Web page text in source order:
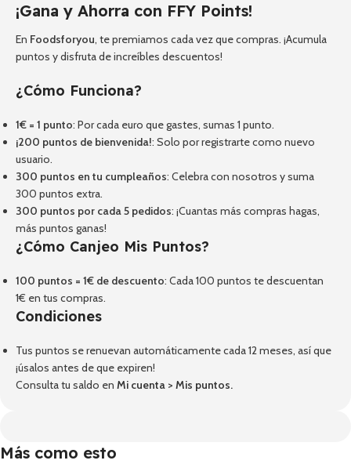
¡Gana y Ahorra con FFY Points!
En Foodsforyou, te premiamos cada vez que compras. ¡Acumula
puntos y disfruta de increíbles descuentos!
¿Cómo Funciona?
1€ = 1 punto: Por cada euro que gastes, sumas 1 punto.
¡200 puntos de bienvenida!: Solo por registrarte como nuevo
usuario.
300 puntos en tu cumpleaños: Celebra con nosotros y suma
300 puntos extra.
300 puntos por cada 5 pedidos: ¡Cuantas más compras hagas,
más puntos ganas!
¿Cómo Canjeo Mis Puntos?
100 puntos = 1€ de descuento: Cada 100 puntos te descuentan
1€ en tus compras.
Condiciones
Tus puntos se renuevan automáticamente cada 12 meses, así que
¡úsalos antes de que expiren!
Consulta tu saldo en Mi cuenta > Mis puntos.
Más como esto